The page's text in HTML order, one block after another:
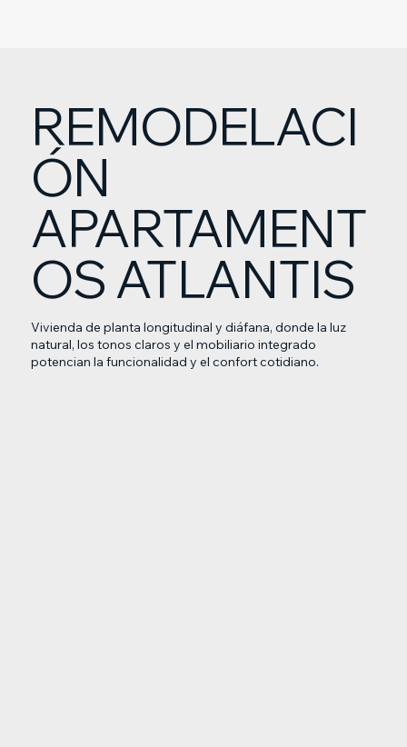
REMODELACI
ÓN
APARTAMENT
OS ATLANTIS
Vivienda de planta longitudinal y diáfana, donde la luz
natural, los tonos claros y el mobiliario integrado
potencian la funcionalidad y el confort cotidiano.